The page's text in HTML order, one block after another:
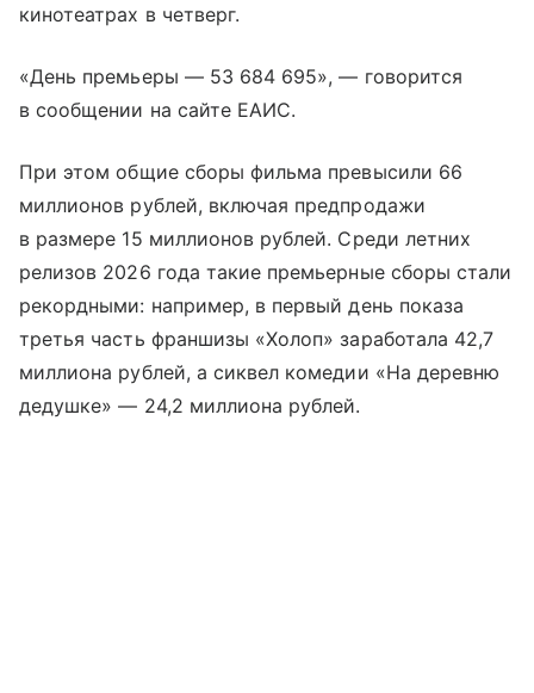
кинотеатрах в четверг.
«День премьеры — 53 684 695», — говорится
в сообщении на сайте ЕАИС.
При этом общие сборы фильма превысили 66
миллионов рублей, включая предпродажи
в размере 15 миллионов рублей. Среди летних
релизов 2026 года такие премьерные сборы стали
рекордными: например, в первый день показа
третья часть франшизы «Холоп» заработала 42,7
миллиона рублей, а сиквел комедии «На деревню
дедушке» — 24,2 миллиона рублей.